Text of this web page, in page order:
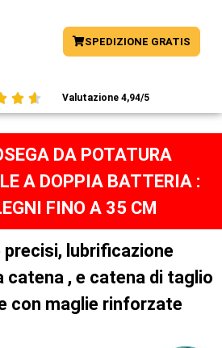
SPEDIZIONE GRATIS
  Valutazione 4,94/5
DA POTATURA
A DOPPIA BATTERIA :
FINO A 35 CM
lubrificazione
catena , e catena di taglio
con maglie rinforzate